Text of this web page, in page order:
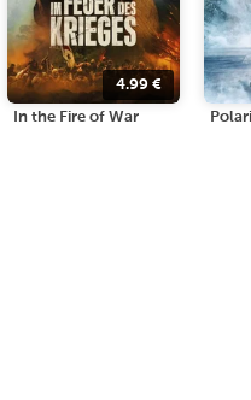
4.99€
In the Fire of War